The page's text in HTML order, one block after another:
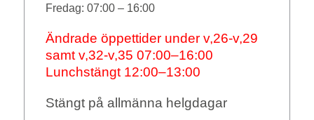
Fredag: 07:00 – 16:00
Ändrade öppettider under v,26-v,29
samt v,32-v,35 07:00–16:00
Lunchstängt 12:00–13:00
Stängt på allmänna helgdagar